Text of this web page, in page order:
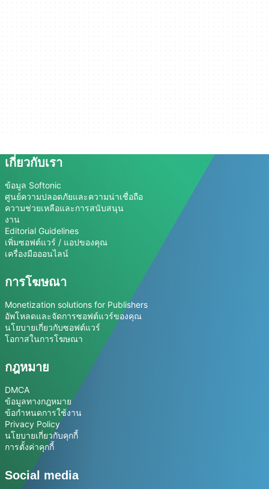
เกี่ยวกับเรา
ข้อมูล Softonic
ศูนย์ความปลอดภัยและความน่าเชื่อถือ
ความช่วยเหลือและการสนับสนุน
งาน
Editorial Guidelines
เพิ่มซอฟต์แวร์ / แอปของคุณ
เครื่องมือออนไลน์
การโฆษณา
Monetization solutions for Publishers
อัพโหลดและจัดการซอฟต์แวร์ของคุณ
นโยบายเกี่ยวกับซอฟต์แวร์
โอกาสในการโฆษณา
กฎหมาย
DMCA
ข้อมูลทางกฎหมาย
ข้อกำหนดการใช้งาน
Privacy Policy
นโยบายเกี่ยวกับคุกกี้
การตั้งค่าคุกกี้
Social media